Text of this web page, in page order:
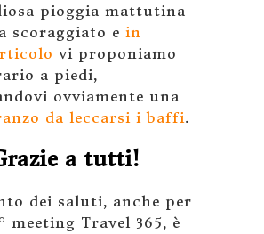
pioggia mattutina
scoraggiato e in
vi proponiamo
a piedi,
ovviamente una
da leccarsi i baffi.
a tutti!
dei saluti, anche per
meeting Travel 365, è